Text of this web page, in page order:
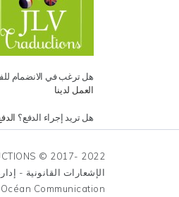
هل ترغب في الانضمام
العمل لدينا
هل تريد إجراء الدفع؟
الإشعارات القانونية -
Océan Communication